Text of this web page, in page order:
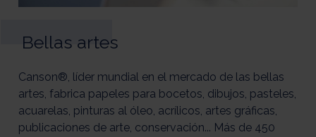
Bellas artes
Canson®, líder mundial en el mercado de las bellas
artes, fabrica papeles para bocetos, dibujos, pasteles,
acuarelas, pinturas al óleo, acrílicos, artes gráficas,
publicaciones de arte, conservación... Más de 450